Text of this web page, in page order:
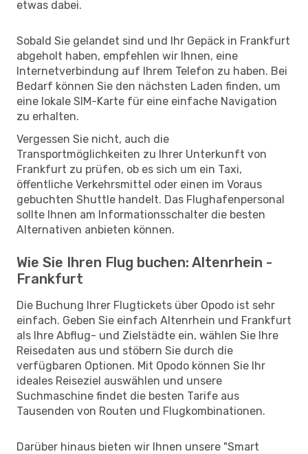
etwas dabei.
Sobald Sie gelandet sind und Ihr Gepäck in Frankfurt
abgeholt haben, empfehlen wir Ihnen, eine
Internetverbindung auf Ihrem Telefon zu haben. Bei
Bedarf können Sie den nächsten Laden finden, um
eine lokale SIM-Karte für eine einfache Navigation
zu erhalten.
Vergessen Sie nicht, auch die
Transportmöglichkeiten zu Ihrer Unterkunft von
Frankfurt zu prüfen, ob es sich um ein Taxi,
öffentliche Verkehrsmittel oder einen im Voraus
gebuchten Shuttle handelt. Das Flughafenpersonal
sollte Ihnen am Informationsschalter die besten
Alternativen anbieten können.
Wie Sie Ihren Flug buchen: Altenrhein -
Frankfurt
Die Buchung Ihrer Flugtickets über Opodo ist sehr
einfach. Geben Sie einfach Altenrhein und Frankfurt
als Ihre Abflug- und Zielstädte ein, wählen Sie Ihre
Reisedaten aus und stöbern Sie durch die
verfügbaren Optionen. Mit Opodo können Sie Ihr
ideales Reiseziel auswählen und unsere
Suchmaschine findet die besten Tarife aus
Tausenden von Routen und Flugkombinationen.
Darüber hinaus bieten wir Ihnen unsere "Smart